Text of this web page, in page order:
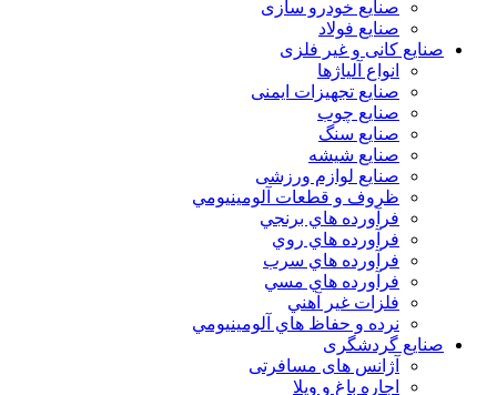
صنایع خودرو سازی
صنایع فولاد
صنایع کانی و غیر فلزی
انواع آلياژها
صنایع تجهیزات ایمنی
صنایع چوب
صنایع سنگ
صنایع شیشه
صنایع لوازم ورزشی
ظروف و قطعات آلومينيومي
فرآورده هاي برنجي
فرآورده هاي روي
فرآورده هاي سرب
فرآورده هاي مسي
فلزات غير آهني
نرده و حفاظ هاي آلومينيومي
صنایع گردشگری
آژانس های مسافرتی
اجاره باغ و ویلا